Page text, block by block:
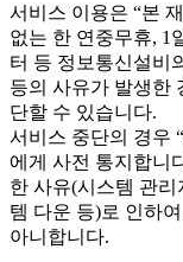
서비스 이용은 “본
없는 한 연중무휴, 1
터 등 정보통신설비
등의 사유가 발생한
단할 수 있습니다.
서비스 중단의 경우
에게 사전 통지합니
한 사유(시스템 관
템 다운 등)로 인하
아니합니다.